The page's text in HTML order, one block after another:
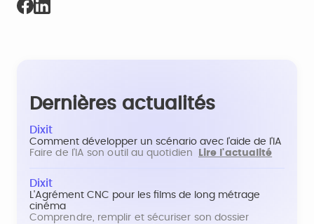
Dernières actualités
Dixit
Comment développer un scénario avec l'aide de l'IA
Faire de l'IA son outil au quotidien
Lire l'actualité
Dixit
L'Agrément CNC pour les films de long métrage
cinéma
Comprendre, remplir et sécuriser son dossier